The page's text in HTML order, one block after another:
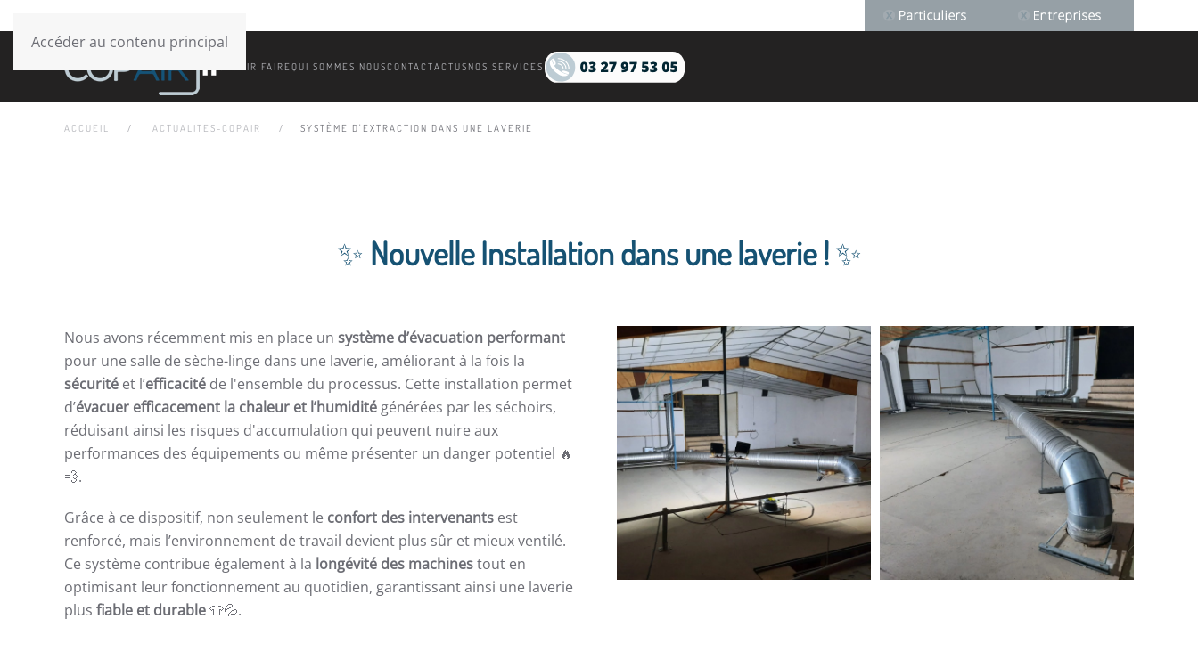
Accéder au contenu principal
SAVOIR FAIREQUI SOMMES NOUSCONTACTACTUS NOS SERVICES
ACCUEIL ACTUALITES-COPAIR SYSTÈME D'EXTRACTION DANS UNE LAVERIE
✨ Nouvelle Installation dans une laverie !✨
Nous avons récemment mis en place un système d’évacuation performant
pour une salle de sèche-linge dans une laverie, améliorant à la fois la
sécurité et l’efficacité de l'ensemble du processus. Cette installation permet
d’évacuer efficacement la chaleur et l’humidité générées par les séchoirs,
réduisant ainsi les risques d'accumulation qui peuvent nuire aux
performances des équipements ou même présenter un danger potentiel 🔥
💨.
Grâce à ce dispositif, non seulement le confort des intervenants est
renforcé, mais l’environnement de travail devient plus sûr et mieux ventilé.
Ce système contribue également à la longévité des machinestout en
optimisant leur fonctionnement au quotidien, garantissant ainsi une laverie
plus fiable et durable👕💦.